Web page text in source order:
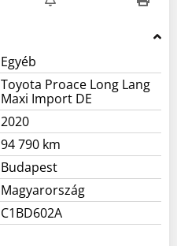
Egyéb
Toyota Proace Long Lang
Maxi Import DE
2020
94 790 km
Budapest
Magyarország
C1BD602A